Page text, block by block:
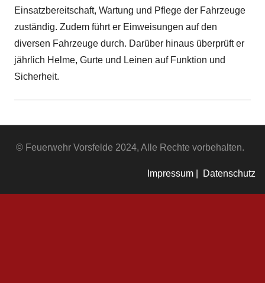
Einsatzbereitschaft, Wartung und Pflege der Fahrzeuge
zuständig. Zudem führt er Einweisungen auf den
diversen Fahrzeuge durch. Darüber hinaus überprüft er
jährlich Helme, Gurte und Leinen auf Funktion und
Sicherheit.
© Feuerwehr Vorsfelde 2024, Alle Rechte vorbehalten.
Datenschutz
Impressum |